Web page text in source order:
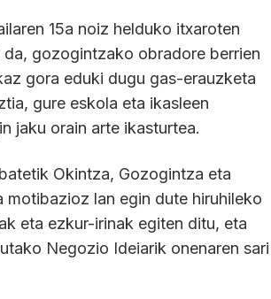
15a noiz helduko itxaroten
gozogintzako obradore berrien
gora eduki dugu gas-erauzketa
gure eskola eta ikasleen
jaku orain arte ikasturtea.
Okintza, Gozogintza eta
lan egin dute hiruhileko
eta ezkur-irinak egiten ditu, eta
Negozio Ideiarik onenaren sari